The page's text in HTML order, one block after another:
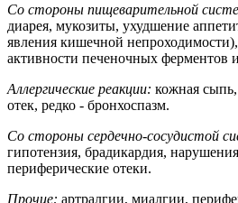
Со стороны пищеварительной
диарея, мукозиты, ухудшение
явления кишечной
активности печеночных ферментов
Аллергические реакции: кожная
отек, редко - бронхоспазм.
Со стороны сердечно-сосудистой
гипотензия, брадикардия,
периферические отеки.
Прочие: артралгии, миалгии,